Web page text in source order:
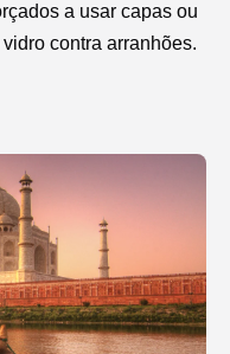
a usar capas ou
contra arranhões.